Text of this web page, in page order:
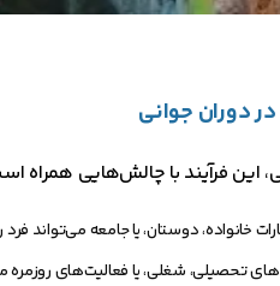
دوران جوانی
این فرآیند با چالش‌هایی همراه
خانواده، دوستان، یا جامعه می‌تواند
تحصیلی، شغلی، یا فعالیت‌های